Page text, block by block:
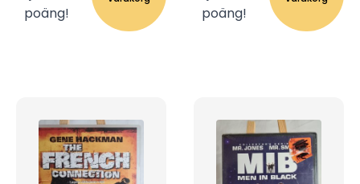
poäng!
poäng!